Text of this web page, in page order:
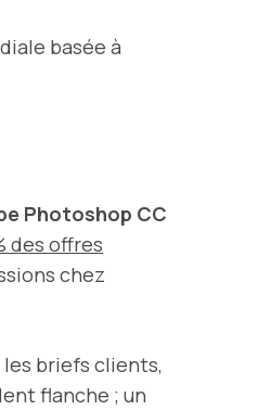
basée à
Photoshop CC
des offres
chez
les briefs clients,
flanche ; un